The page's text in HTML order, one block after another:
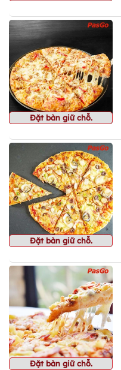
Đặt bàn giữ chỗ.
Đặt bàn giữ chỗ.
Đặt bàn giữ chỗ.